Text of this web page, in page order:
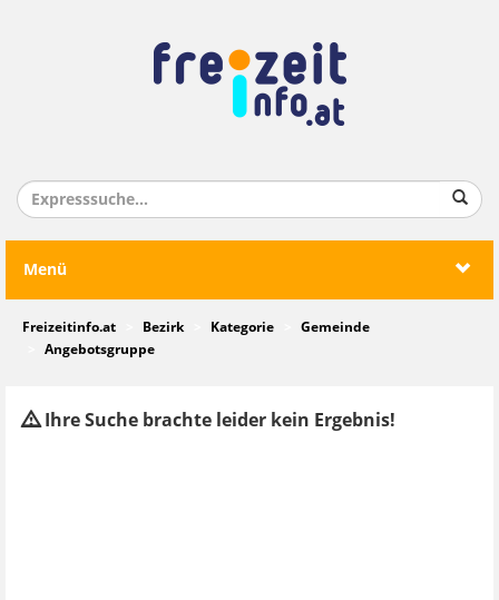
Menü
Freizeitinfo.at Bezirk Kategorie
Gemeinde
Angebotsgruppe
Ihre Suche brachte leider kein Ergebnis!